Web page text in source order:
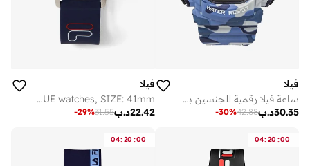
فيلا
ساعة فيلا رقمية للجنسين بحزام بلاستيك أزرق
د.ب30.35
42.88
-30%
فيلا
FILA ADULT 38-317-001 ANALOGUE watches, SIZE: 41mm
د.ب22.42
31.55
-29%
04:20 :00
04:20 :00